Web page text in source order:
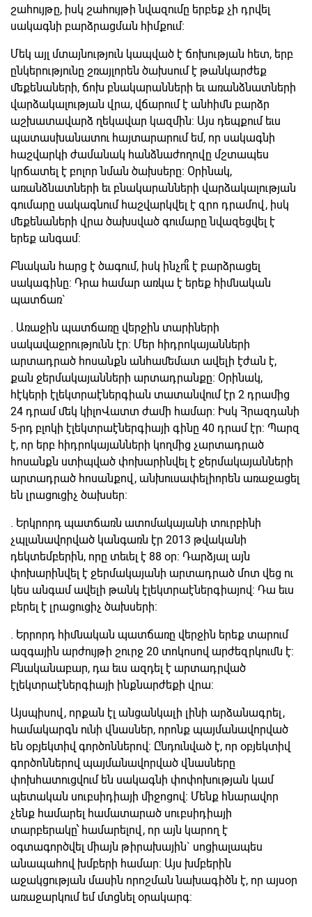
շահույթը, իսկ շահույթի նվազումը երբեք չի դրվել
սակագնի բարձրացման հիմքում:
Մեկ այլ մտայնություն կապված է ճոխության հետ, երբ
ընկերությունը շռայլորեն ծախսում է թանկարժեք
մեքենաների, ճոխ բնակարանների եւ առանձնատների
վարձակալության վրա, վճարում է անհիմն բարձր
աշխատավարձ ղեկավար կազմին: Այս դեպքում եւս
պատասխանատու հայտարարում եմ, որ սակագնի
հաշվարկի ժամանակ հանձնաժողովը մշտապես
կրճատել է բոլոր նման ծախսերը: Օրինակ,
առանձնատների եւ բնակարանների վարձակալության
գումարը սակագնում հաշվարկվել է զրո դրամով, իսկ
մեքենաների վրա ծախսված գումարը նվազեցվել է
երեք անգամ:
Բնական հարց է ծագում, իսկ ինչո՞ւ է բարձրացել
սակագինը: Դրա համար առկա է երեք հիմնական
պատճառ`
. Առաջին պատճառը վերջին տարիների
սակավաջրությունն էր: Մեր հիդրոկայանների
արտադրած հոսանքն անհամեմատ ավելի էժան է,
քան ջերմակայանների արտադրանքը: Օրինակ,
հէկերի էլեկտրաէներգիան տատանվում էր 2 դրամից
24 դրամ մեկ կիլոՎատտ ժամի համար: Իսկ Հրազդանի
5-րդ բլոկի էլեկտրաէներգիայի գինը 40 դրամ էր: Պարզ
է, որ երբ հիդրոկայանների կողմից չարտադրած
հոսանքն ստիպված փոխարինվել է ջերմակայանների
արտադրած հոսանքով, անխուսափելիորեն առաջացել
են լրացուցիչ ծախսեր:
. Երկրորդ պատճառն ատոմակայանի տուրբինի
չպլանավորված կանգառն էր 2013 թվականի
դեկտեմբերին, որը տեւել է 88 օր: Դարձյալ այն
փոխարինվել է ջերմակայանի արտադրած մոտ վեց ու
կես անգամ ավելի թանկ էլեկտրաէներգիայով: Դա եւս
բերել է լրացուցիչ ծախսերի:
. Երրորդ հիմնական պատճառը վերջին երեք տարում
ազգային արժույթի շուրջ 20 տոկոսով արժեզրկումն է:
Բնականաբար, դա եւս ազդել է արտադրված
էլեկտրաէներգիայի ինքնարժեքի վրա:
Այսպիսով, որքան էլ անցանկալի լինի արձանագրել,
համակարգն ունի վնասներ, որոնք պայմանավորված
են օբյեկտիվ գործոններով: Ընդունված է, որ օբյեկտիվ
գործոններով պայմանավորված վնասները
փոխհատուցվում են սակագնի փոփոխության կամ
պետական սուբսիդիայի միջոցով: Մենք հնարավոր
չենք համարել համատարած սուբսիդիայի
տարբերակը՝ համարելով, որ այն կարող է
օգտագործվել միայն թիրախային` սոցիալապես
անապահով խմբերի համար: Այս խմբերին
աջակցության մասին որոշման նախագիծն է, որ այսօր
առաջարկում եմ մտցնել օրակարգ: